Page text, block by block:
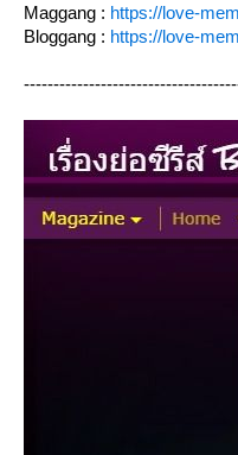
Maggang : https://love-
Bloggang : https://love-